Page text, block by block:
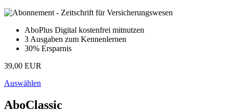
AboPlus Digital kostenfrei mitnutzen
3 Ausgaben zum Kennenlernen
30% Ersparnis
39,00 EUR
Auswählen
AboClassic